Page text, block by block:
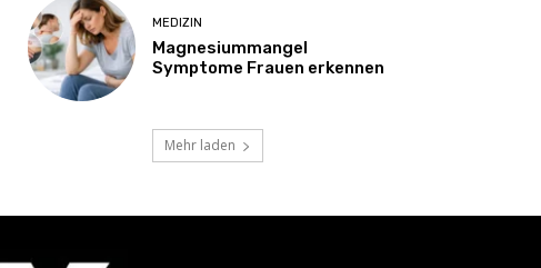
MEDIZIN
Magnesiummangel
Symptome Frauen erkennen
Mehr laden